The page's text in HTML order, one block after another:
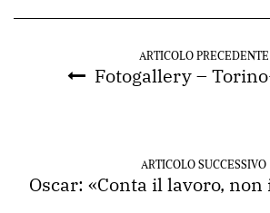
ARTICOLO PRECEDENTE
Fotogallery –
ARTICOLO SUCCESSIVO
Oscar: «Conta il lavoro,